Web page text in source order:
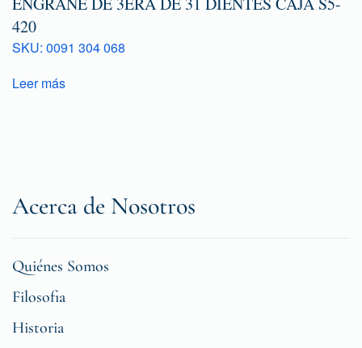
420
SKU: 0091 304 068
Leer más
Acerca de Nosotros
Quiénes Somos
Filosofia
Historia